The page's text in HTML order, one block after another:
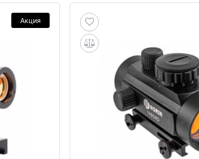
Акция